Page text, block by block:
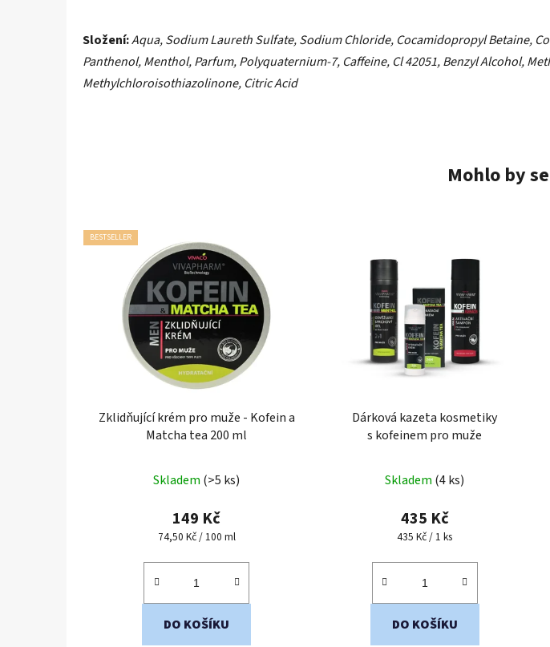
Složení:Aqua, Sodium Laureth Sulfate, Sodium Chloride, Cocamidopropyl Betaine,
Panthenol, Menthol, Parfum, Polyquaternium-7, Caffeine, Cl 42051, Benzyl Alcohol,
Methylchloroisothiazolinone, Citric Acid
Mohlo by
BESTSELLER
Zklidňující krém pro muže - Kofein a
Matcha tea 200 ml
Skladem (>5 ks)
149 Kč
Měrná
74,50 Kč / 100 ml
DO KOŠÍKU
Dárková kazeta kosmetiky
s kofeinem pro muže
Skladem (4 ks)
435 Kč
Měrná
435 Kč / 1 ks
DO KOŠÍKU